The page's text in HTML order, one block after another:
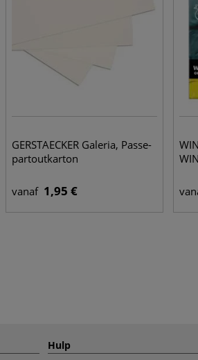
GERSTAECKER Galeria, Passe-
partoutkarton
vanaf 1,95 €
Hulp